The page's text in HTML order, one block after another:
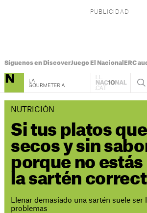
Síguenos en DiscoverJuego El Nacional ERC
NUTRICIÓN
Si tus platos
secos y sin
porque no estás
la sartén
Llenar demasiado una sartén suele ser
problemas